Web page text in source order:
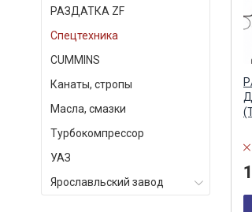
РАЗДАТКА ZF
Спецтехника
СUMMINS
Канаты, стропы
Масла, смазки
Турбокомпрессор
УАЗ
Ярославльский завод
Фильтр масляный АМКОДОР,
Filter) Big Filter
972,00